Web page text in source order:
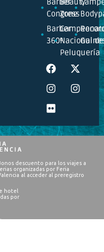
Congress
Barber
360º
Zone
Nacional de
Peluquería